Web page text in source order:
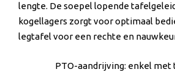
lengte. De soepel lopende
kogellagers zorgt voor optimaal
legtafel voor een rechte en
PTO-aandrijving: enkel